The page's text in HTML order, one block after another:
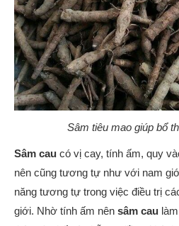
Sâm tiêu mao giúp bổ
Sâm cau có vị cay, tính ấm, quy
nên cũng tương tự như với nam
năng tương tự trong việc điều trị
giới. Nhờ tính ấm nên sâm cau